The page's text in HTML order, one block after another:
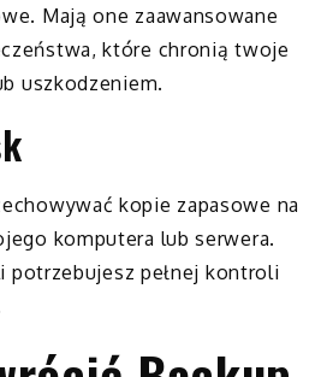
Mają one zaawansowane
które chronią twoje
uszkodzeniem.
kopie zapasowe na
komputera lub serwera.
potrzebujesz pełnej kontroli